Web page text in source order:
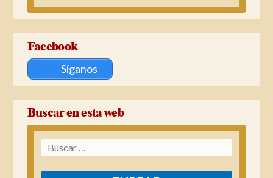
Facebook
Síganos
Buscar en esta web
Buscar: